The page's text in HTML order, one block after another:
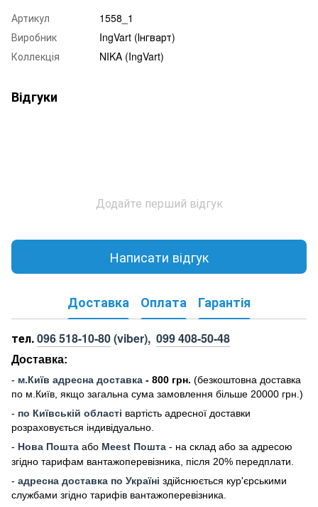
Артикул
1558_1
Виробник
IngVart (Інгварт)
Коллекція
NIKA (IngVart)
Відгуки
Додайте перший відгук
Написати відгук
Доставка Оплата Гарантія
тел.096 518-10-80(viber), 099 408-50-48
Доставка:
- м.Київ адресна доставка - 800 грн. (безкоштовна доставка
по м.Київ, якщо загальна сума замовлення більше 20000 грн.)
- по Київській області вартість адресної доставки
розраховується індивідуально.
- Нова Пошта або Meest Пошта - на склад або за адресою
згідно тарифам вантажоперевізника, після 20% передплати.
- адресна доставка по Україні здійснюється кур'єрськими
службами згідно тарифів вантажоперевізника.